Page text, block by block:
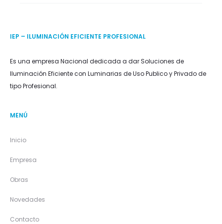
IEP – ILUMINACIÓN EFICIENTE PROFESIONAL
Es una empresa Nacional dedicada a dar Soluciones de
Iluminación Eficiente con Luminarias de Uso Publico y Privado de
tipo Profesional.
MENÚ
Inicio
Empresa
Obras
Novedades
Contacto